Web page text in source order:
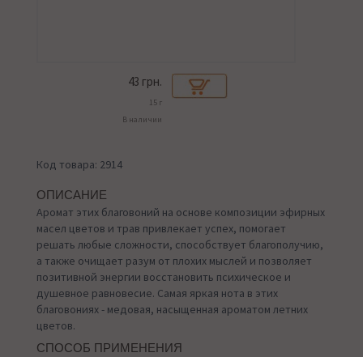
43 грн.
15 г
В наличии
Код товара: 2914
ОПИСАНИЕ
Аромат этих благовоний на основе композиции эфирных
масел цветов и трав привлекает успех, помогает
решать любые сложности, способствует благополучию,
а также очищает разум от плохих мыслей и позволяет
позитивной энергии восстановить психическое и
душевное равновесие. Самая яркая нота в этих
благовониях - медовая, насыщенная ароматом летних
цветов.
СПОСОБ ПРИМЕНЕНИЯ